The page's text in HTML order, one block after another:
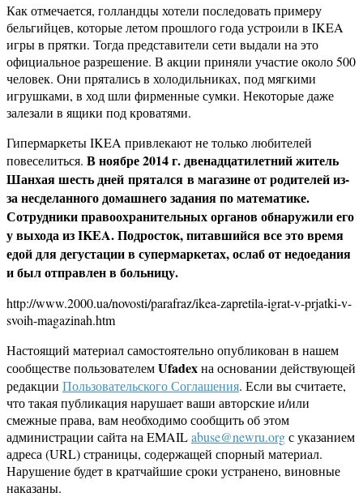
Как отмечается, голландцы хотели последовать примеру
бельгийцев, которые летом прошлого года устроили в IKEA
игры в прятки. Тогда представители сети выдали на это
официальное разрешение. В акции приняли участие около 500
человек. Они прятались в холодильниках, под мягкими
игрушками, в ход шли фирменные сумки. Некоторые даже
залезали в ящики под кроватями.
Гипермаркеты IKEA привлекают не только любителей
повеселиться. В ноябре 2014 г. двенадцатилетний житель
Шанхая шесть дней прятался в магазине от родителей из-
за несделанного домашнего задания по математике.
Сотрудники правоохранительных органов обнаружили его
у выхода из IKEA. Подросток, питавшийся все это время
едой для дегустации в супермаркетах, ослаб от недоедания
и был отправлен в больницу.
http://www.2000.ua/novosti/parafraz/ikea-zapretila-igrat-v-prjatki-v-
svoih-magazinah.htm
Настоящий материал самостоятельно опубликован в нашем
сообществе пользователемUfadexна основании действующей
редакции Пользовательского Соглашения. Если вы считаете,
что такая публикация нарушает ваши авторские и/или
смежные права, вам необходимо сообщить об этом
администрации сайта на EMAILabuse@newru.orgс указанием
адреса (URL) страницы, содержащей спорный материал.
Нарушение будет в кратчайшие сроки устранено, виновные
наказаны.